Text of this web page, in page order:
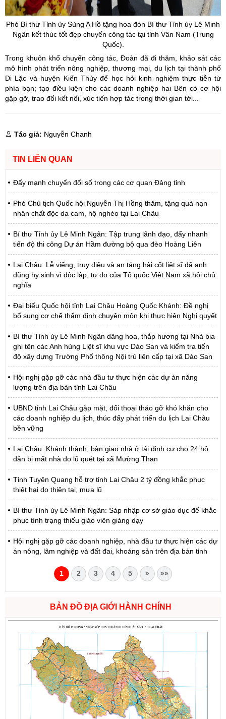
Phó Bí thư Tỉnh ủy Sùng A Hồ tặng hoa đón Bí thư Tỉnh ủy Lê Minh
Ngân kết thúc tốt đẹp chuyến công tác tại tỉnh Vân Nam (Trung
Quốc).
Trong khuôn khổ chuyến công tác, Đoàn đã đi thăm, khảo sát các
mô hình phát triển nông nghiệp, thương mại, du lịch tại thành phố
Di Lặc và huyện Kiến Thủy để học hỏi kinh nghiệm thực tiễn từ
phía bạn; tạo điều kiện cho các doanh nghiệp hai Bên có cơ hội
gặp gỡ, trao đổi kết nối, xúc tiến hợp tác trong thời gian tới...
Tác giả: Nguyễn Chanh
TIN LIÊN QUAN
Đẩy mạnh chuyển đổi số trong các cơ quan Đảng tỉnh
Phó Chủ tịch Quốc hội Nguyễn Thị Hồng thăm, tặng quà nạn
nhân chất độc da cam, hộ nghèo tại Lai Châu
Bí thư Tỉnh ủy Lê Minh Ngân: Tập trung lãnh đạo, đẩy nhanh
tiến độ thi công Dự án Hầm đường bộ qua đèo Hoàng Liên
Lai Châu: Lễ viếng, truy điệu và an táng hài cốt liệt sĩ đã anh
dũng hy sinh vì độc lập, tự do của Tổ quốc Việt Nam xã hội chủ
nghĩa
Đại biểu Quốc hội tỉnh Lai Châu Hoàng Quốc Khánh: Đề nghị
bổ sung cơ chế thẩm định chuyên môn khi thực hiện Nghị quyết
Bí thư Tỉnh ủy Lê Minh Ngân dâng hoa, thắp hương tại Nhà bia
ghi tên các Anh hùng Liệt sĩ khu vực Dào San và kiểm tra tiến
độ xây dựng Trường Phổ thông Nội trú liên cấp tại xã Dào San
Hội nghị gặp gỡ các nhà đầu tư thực hiện các dự án năng
lượng trên địa bàn tỉnh Lai Châu
UBND tỉnh Lai Châu gặp mặt, đối thoại tháo gỡ khó khăn cho
các doanh nghiệp du lịch, thúc đẩy phát triển du lịch Lai Châu
bền vững
Lai Châu: Khánh thành, bàn giao nhà ở tái định cư cho 24 hộ
dân bị mất nhà do lũ quét tại xã Mường Than
Tỉnh Tuyên Quang hỗ trợ tỉnh Lai Châu 2 tỷ đồng khắc phục
thiệt hại do thiên tai, mưa lũ
Bí thư Tỉnh ủy Lê Minh Ngân: Sáp nhập cơ sở giáo dục để khắc
phục tình trạng thiếu giáo viên giảng dạy
Hội nghị gặp gỡ các doanh nghiệp, nhà đầu tư thực hiện các dự
án nông, lâm nghiệp và đất đai, khoáng sản trên địa bàn tỉnh
1 2 3 4 5 » »»
BẢN ĐỒ ĐỊA GIỚI HÀNH CHÍNH